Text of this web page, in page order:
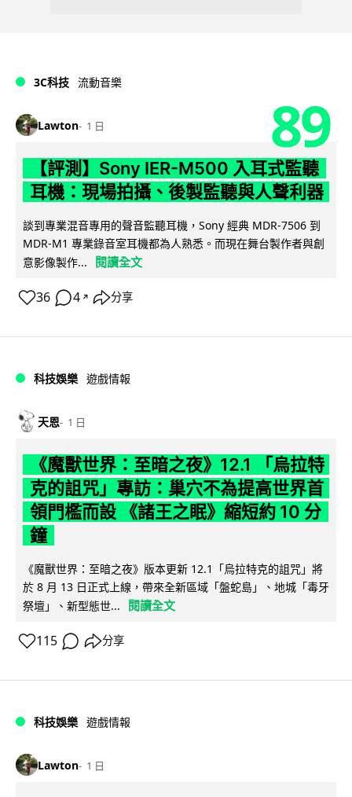
3C科技 流動音樂
Lawton 1 日 89
【評測】Sony IER-M500 入耳式監聽
耳機：現場拍攝、後製監聽與人聲利器
談到專業混音專用的聲音監聽耳機，Sony 經典 MDR-7506 到
MDR-M1 專業錄音室耳機都為人熟悉。而現在舞台製作者與創
意影像製作...
閱讀全文
36 4 ↗ 分享
科技娛樂 遊戲情報
天恩 1 日
《魔獸世界：至暗之夜》12.1 「烏拉特
克的詛咒」專訪：巢穴不為提高世界首
領門檻而設 《諸王之眠》縮短約 10 分
鐘
《魔獸世界：至暗之夜》版本更新 12.1「烏拉特克的詛咒」將
於 8 月 13 日正式上線，帶來全新區域「盤蛇島」、地城「毒牙
祭壇」、新型態世...
閱讀全文
115 分享
科技娛樂 遊戲情報
Lawton 1 日